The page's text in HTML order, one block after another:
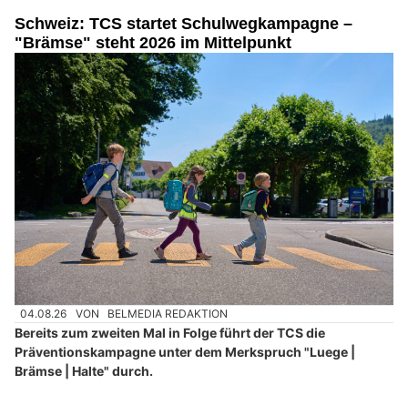
Schweiz: TCS startet Schulwegkampagne –
"Brämse" steht 2026 im Mittelpunkt
04.08.26 VON BELMEDIA REDAKTION
Bereits zum zweiten Mal in Folge führt der TCS die
Präventionskampagne unter dem Merkspruch "Luege |
Brämse | Halte" durch.